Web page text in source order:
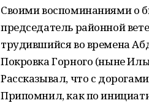
Своими воспоминаниями о
председатель районной
трудившийся во времена
Покровка Горного (ныне
Рассказывал, что с
Припомнил, как по